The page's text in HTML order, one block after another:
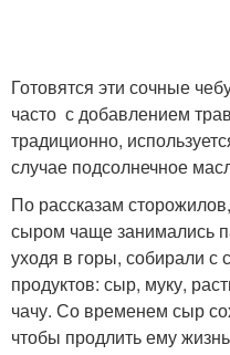
Готовятся эти сочные
часто с добавлением
традиционно,
случае подсолнечное
По рассказам
сыром чаще занимались
уходя в горы, собирали с
продуктов: сыр, муку,
чачу. Со временем сыр
чтобы продлить ему